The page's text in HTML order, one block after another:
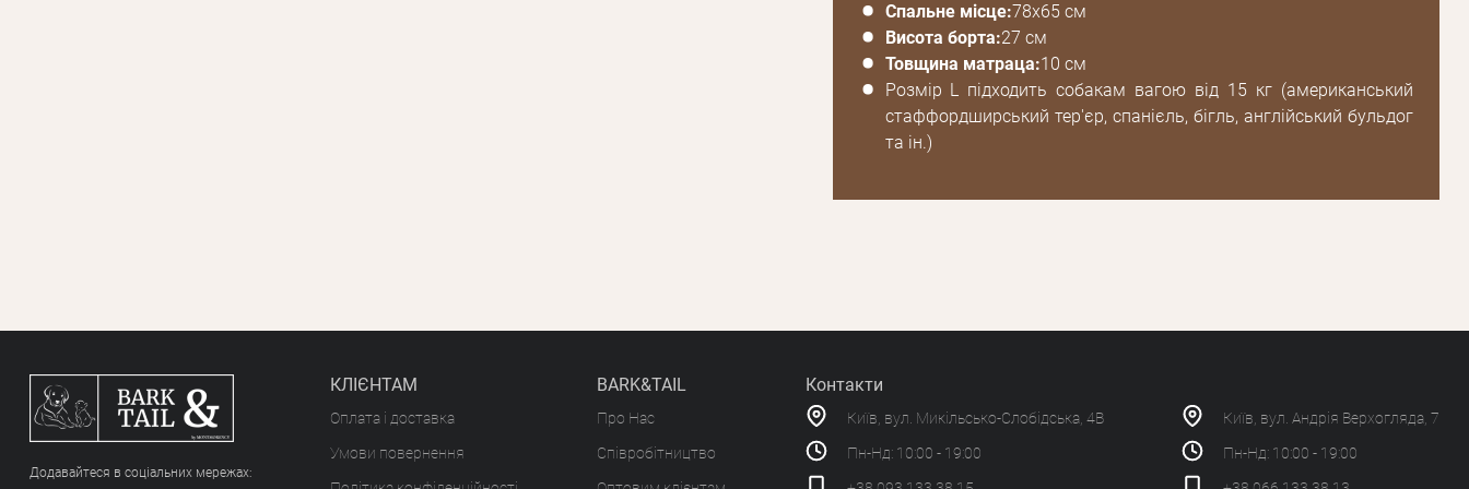
Спальне місце:78х65 см
Висота борта:27 см
Товщина матраца:10 см
Розмір L підходить собакам вагою від 15 кг (американський
стаффордширський тер'єр, спанієль, бігль, англійський бульдог
та ін.)
Додавайтеся в соціальних мережах:
КЛІЄНТАМ
Оплата і доставка
Умови повернення
BARK&TAIL
Про Нас
Співробітництво
Контакти
Київ, вул. Микільсько-Слобідська, 4В
Пн-Нд: 10:00 - 19:00
Київ, вул. Андрія Верхогляда, 7
Пн-Нд: 10:00 - 19:00